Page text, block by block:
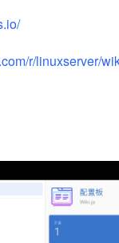
r/linuxserver/